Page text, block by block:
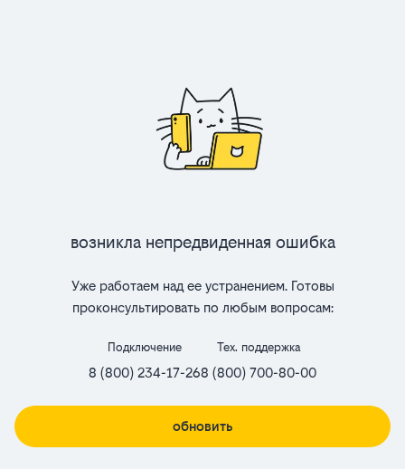
Возникла непредвиденная ошибка
Уже работаем над ее устранением. Готовы
проконсультировать по любым вопросам:
Подключение
8 (800) 234-17-26
Тех. поддержка
8 (800) 700-80-00
обновить